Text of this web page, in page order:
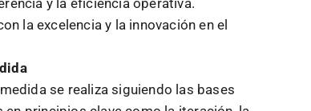
la excelencia y la innovación en el
se realiza siguiendo las bases